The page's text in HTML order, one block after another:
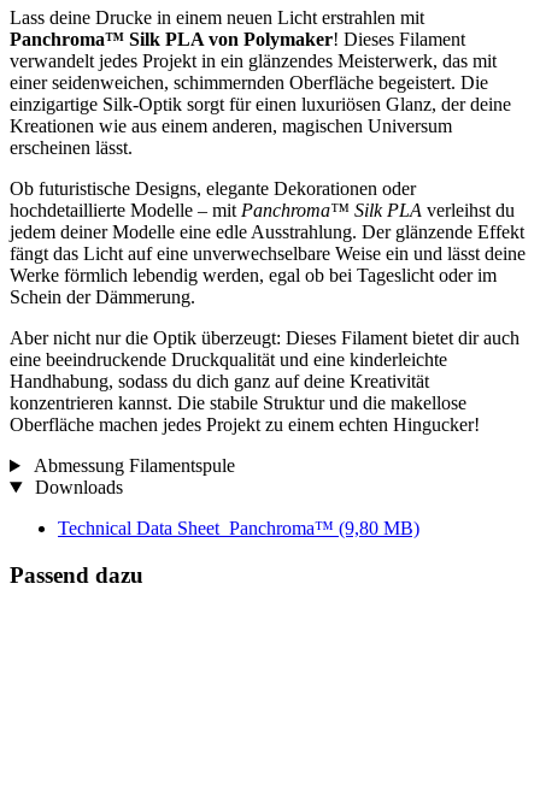
Lass deine Drucke in einem neuen Licht erstrahlen mit
Panchroma™ Silk PLA von Polymaker! Dieses Filament
verwandelt jedes Projekt in ein glänzendes Meisterwerk, das mit
einer seidenweichen, schimmernden Oberfläche begeistert. Die
einzigartige Silk-Optik sorgt für einen luxuriösen Glanz, der deine
Kreationen wie aus einem anderen, magischen Universum
erscheinen lässt.
Ob futuristische Designs, elegante Dekorationen oder
hochdetaillierte Modelle – mit Panchroma™ Silk PLA verleihst du
jedem deiner Modelle eine edle Ausstrahlung. Der glänzende Effekt
fängt das Licht auf eine unverwechselbare Weise ein und lässt deine
Werke förmlich lebendig werden, egal ob bei Tageslicht oder im
Schein der Dämmerung.
Aber nicht nur die Optik überzeugt: Dieses Filament bietet dir auch
eine beeindruckende Druckqualität und eine kinderleichte
Handhabung, sodass du dich ganz auf deine Kreativität
konzentrieren kannst. Die stabile Struktur und die makellose
Oberfläche machen jedes Projekt zu einem echten Hingucker!
Abmessung Filamentspule
Downloads
Technical Data Sheet_Panchroma™ (9,80 MB)
Passend dazu